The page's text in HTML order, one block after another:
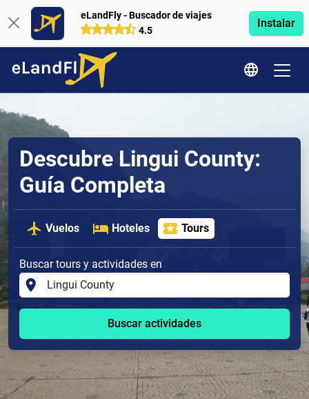
eLandFly - Buscador de viajes
4.5
Instalar
Descubre Lingui County:
Guía Completa
Vuelos Hoteles Tours
Buscar tours y actividades en
Buscar actividades